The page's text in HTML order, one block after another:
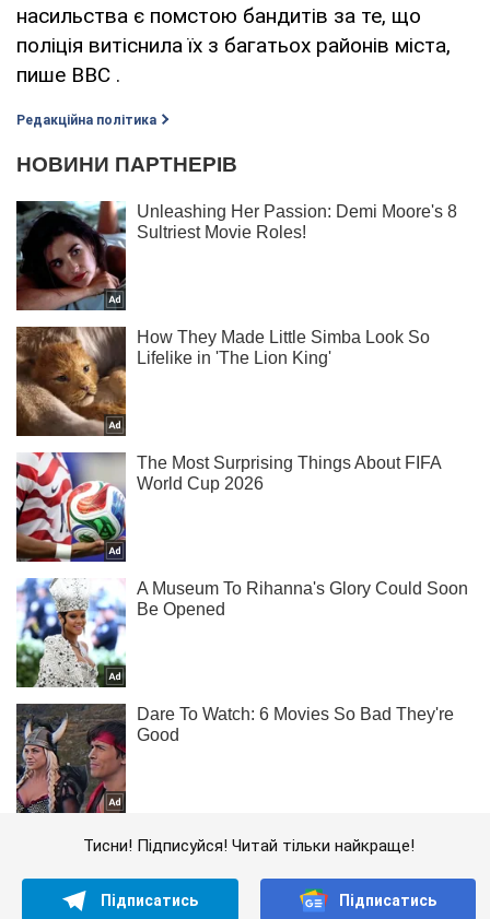
насильства є помстою бандитів за те, що
поліція витіснила їх з багатьох районів міста,
пише BBC .
Редакційна політика
Тисни! Підписуйся! Читай тільки найкраще!
Підписатись Підписатись